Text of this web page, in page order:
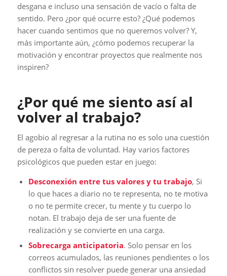
desgana e incluso una sensación de vacío o falta de
sentido. Pero ¿por qué ocurre esto? ¿Qué podemos
hacer cuando sentimos que no queremos volver? Y,
más importante aún, ¿cómo podemos recuperar la
motivación y encontrar proyectos que realmente nos
inspiren?
¿Por qué me siento así al
volver al trabajo?
El agobio al regresar a la rutina no es solo una cuestión
de pereza o falta de voluntad. Hay varios factores
psicológicos que pueden estar en juego:
Desconexión entre tus valores y tu trabajo, Si
lo que haces a diario no te representa, no te motiva
o no te permite crecer, tu mente y tu cuerpo lo
notan. El trabajo deja de ser una fuente de
realización y se convierte en una carga.
Sobrecarga anticipatoria. Solo pensar en los
correos acumulados, las reuniones pendientes o los
conflictos sin resolver puede generar una ansiedad